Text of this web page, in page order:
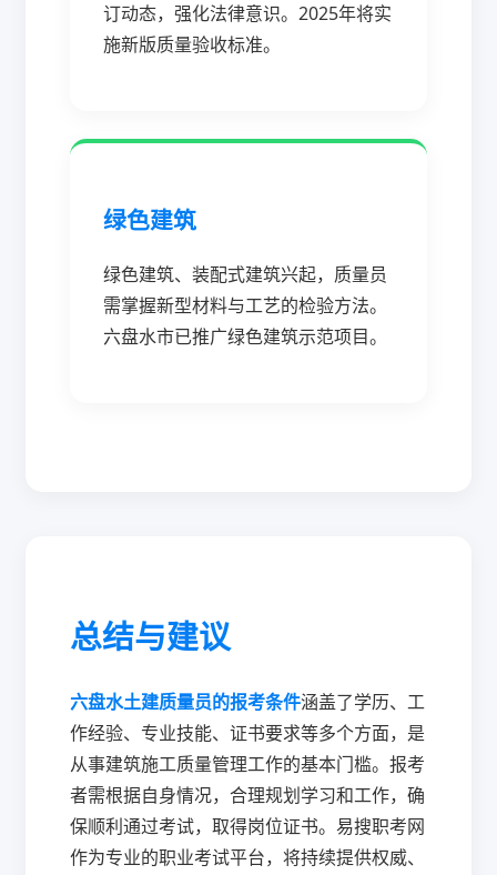
订动态，强化法律意识。2025年将实
施新版质量验收标准。
绿色建筑
绿色建筑、装配式建筑兴起，质量员
需掌握新型材料与工艺的检验方法。
六盘水市已推广绿色建筑示范项目。
总结与建议
六盘水土建质量员的报考条件涵盖了学历、工
作经验、专业技能、证书要求等多个方面，是
从事建筑施工质量管理工作的基本门槛。报考
者需根据自身情况，合理规划学习和工作，确
保顺利通过考试，取得岗位证书。易搜职考网
作为专业的职业考试平台，将持续提供权威、